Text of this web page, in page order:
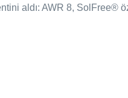
aldı: AWR 8, SolFree®